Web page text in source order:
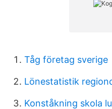
Tåg företag sverige
Lönestatistik
Konståkning skola